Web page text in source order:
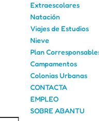
Extraescolares
Natación
Viajes de Estudios
Nieve
Plan
Campamentos
Colonias Urbanas
CONTACTA
EMPLEO
SOBRE ABANTU